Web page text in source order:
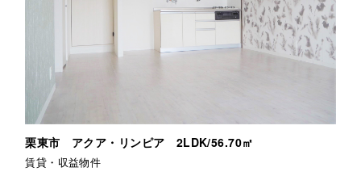
栗東市 アクア・リンピア 2LDK/56.70㎡
賃貸・収益物件